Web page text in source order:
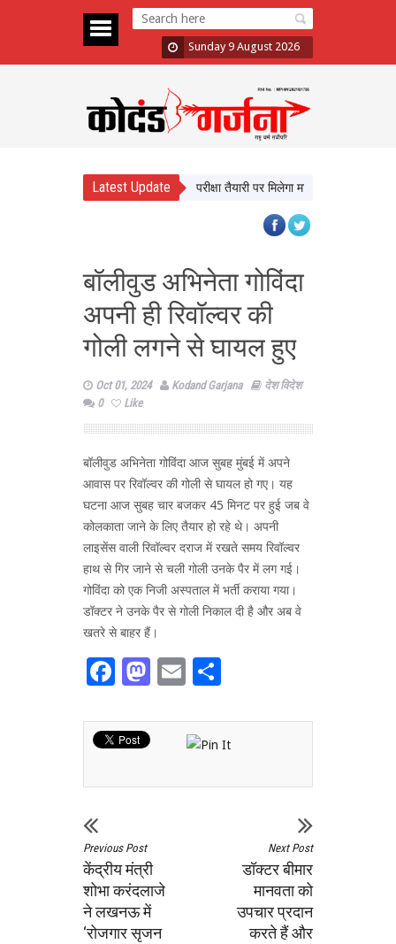
Sunday 9 August 2026
Latest Update
सीखेंगे यूपी के छात्र, करियर और परीक्षा तैयारी पर मिलेगा मार्गदर्शन
बॉलीवुड अभिनेता गोविंदा
अपनी ही रिवॉल्‍वर की
गोली लगने से घायल हुए
Oct 01, 2024 Kodand Garjana
देश विदेश
0
Like
बॉलीवुड अभिनेता गोविंदा आज सुबह मुंबई में अपने
आवास पर रिवॉल्‍वर की गोली से घायल हो गए। यह
घटना आज सुबह चार बजकर 45 मिनट पर हुई जब वे
कोलकाता जाने के लिए तैयार हो रहे थे। अपनी
लाइसेंस वाली रिवॉल्‍वर दराज में रखते समय रिवॉल्‍वर
हाथ से गिर जाने से चली गोली उनके पैर में लग गई।
गोविंदा को एक निजी अस्‍पताल में भर्ती कराया गया।
डॉक्‍टर ने उनके पैर से गोली निकाल दी है और अब वे
खतरे से बाहर हैं।
Facebook
Mastodon
Email
Previous Post
केंद्रीय मंत्री
शोभा करंदलाजे
ने लखनऊ में
‘रोजगार सृजन
Next Post
डॉक्टर बीमार
मानवता को
उपचार प्रदान
करते हैं और